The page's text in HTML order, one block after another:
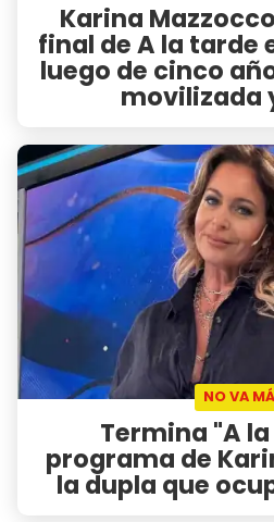
Karina
final de A la tarde
luego de cinco
movilizada
NO VA
Termina "A
programa de
la dupla que